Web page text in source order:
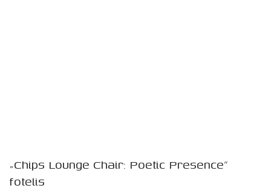
„Chips Lounge Chair: Poetic Presence”
fotelis